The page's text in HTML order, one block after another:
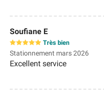
Soufiane E
Très bien
Stationnement mars 2026
Excellent service